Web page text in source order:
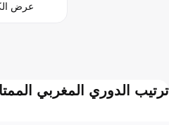
عرض
ترتيب الدوري المغربي